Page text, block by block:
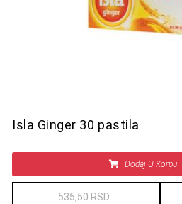
Isla Ginger 30 pastila
Dodaj U Korpu
535,50 RSD